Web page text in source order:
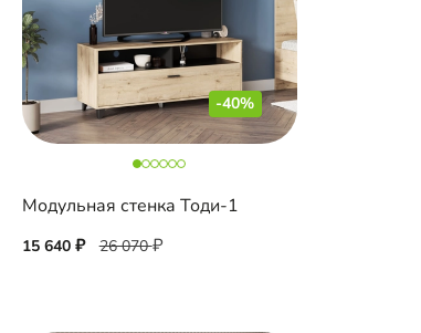
-40%
Модульная стенка Тоди-1
15 640 26 070